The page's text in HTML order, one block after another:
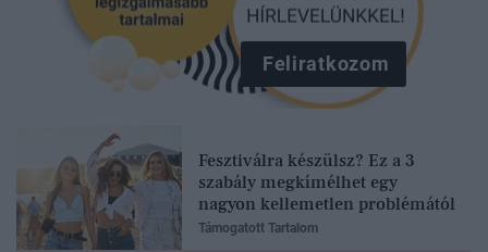
Feliratkozom
Fesztiválra készülsz? Ez a 3
szabály megkímélhet egy
nagyon kellemetlen problémától
Támogatott Tartalom